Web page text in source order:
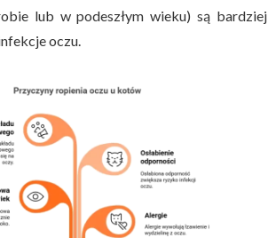
lub w podeszłym wieku) są bardziej
oczu.